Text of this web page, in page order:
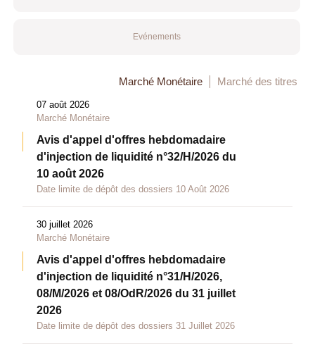
Evénements
Marché Monétaire Marché des titres
07 août 2026
Marché Monétaire
Avis d'appel d'offres hebdomadaire
d'injection de liquidité n°32/H/2026 du
10 août 2026
Date limite de dépôt des dossiers 10 Août 2026
30 juillet 2026
Marché Monétaire
Avis d'appel d'offres hebdomadaire
d'injection de liquidité n°31/H/2026,
08/M/2026 et 08/OdR/2026 du 31 juillet
2026
Date limite de dépôt des dossiers 31 Juillet 2026